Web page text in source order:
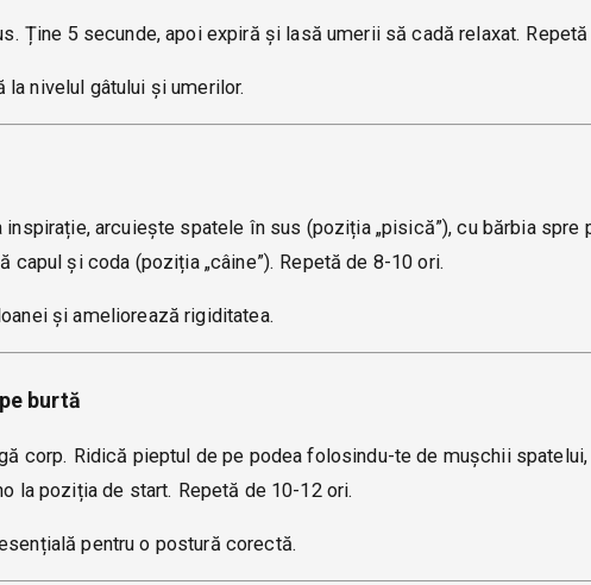
Ține 5 secunde, apoi expiră și lasă umerii să cadă relaxat.
la nivelul gâtului și umerilor.
arcuiește spatele în sus (poziția „pisică”), cu bărbia spre
și coda (poziția „câine”). Repetă de 8-10 ori.
și ameliorează rigiditatea.
burtă
corp. Ridică pieptul de pe podea folosindu-te de mușchii
la poziția de start. Repetă de 10-12 ori.
pentru o postură corectă.